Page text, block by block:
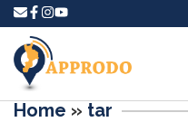
Home » tar